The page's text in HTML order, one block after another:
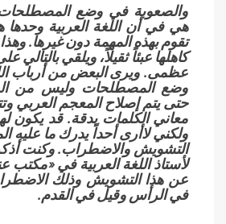
والصعوبة في وضع
هي في أن اللغة العربية
تقوم بهذه المهمة دون غيرها.
كاهلها عبئاً ثقيلاً، ويلقي بالتالي
عظمى. ويرى البعض من أرباب
وضع المصطلحات وليس من
حتى يتم إصلاح المعجم العربي
معاني الكلمات بدقة. قد يكون
ولكني لاأرى أحداً يدرك ما عليه
التشويش والاضطراب. وكنت
لأستاذ اللغة العربية في «مكتب
عن هذا التشويش وذلك
في الرأس وقيل في القدم.